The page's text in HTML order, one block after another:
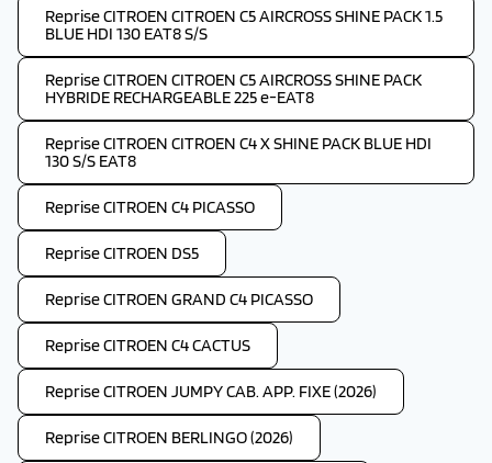
Reprise CITROEN CITROEN C5 AIRCROSS SHINE PACK 1.5
BLUE HDI 130 EAT8 S/S
Reprise CITROEN CITROEN C5 AIRCROSS SHINE PACK
HYBRIDE RECHARGEABLE 225 e-EAT8
Reprise CITROEN CITROEN C4 X SHINE PACK BLUE HDI
130 S/S EAT8
Reprise CITROEN C4 PICASSO
Reprise CITROEN DS5
Reprise CITROEN GRAND C4 PICASSO
Reprise CITROEN C4 CACTUS
Reprise CITROEN JUMPY CAB. APP. FIXE (2026)
Reprise CITROEN BERLINGO (2026)